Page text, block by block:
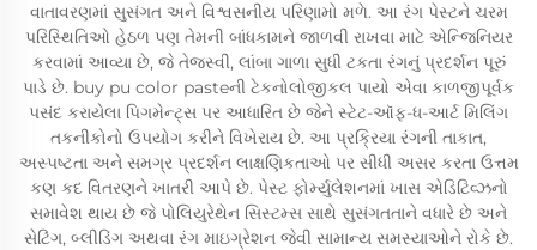
વાતાવરણમાં સુસંગત અને વિશ્વસનીય પરિણામો મળે. આ રંગ પેસ્ટને ચરમ
પરિસ્થિતિઓ હેઠળ પણ તેમની બાંધકામને જાળવી રાખવા માટે એન્જિનિયર
કરવામાં આવ્યા છે, જે તેજસ્વી, લાંબા ગાળા સુધી ટકતા રંગનું પ્રદર્શન પૂરું
પાડે છે. buy pu color pasteની ટેકનોલોજીકલ પાયો એવા કાળજીપૂર્વક
પસંદ કરાયેલા પિગમેન્ટ્સ પર આધારિત છે જેને સ્ટેટ-ઑફ-ધ-આર્ટ મિલિંગ
તકનીકોનો ઉપયોગ કરીને વિખેરાય છે. આ પ્રક્રિયા રંગની તાકાત,
અસ્પષ્ટતા અને સમગ્ર પ્રદર્શન લાક્ષણિકતાઓ પર સીધી અસર કરતા ઉત્તમ
કણ કદ વિતરણને ખાતરી આપે છે. પેસ્ટ ફોર્મ્યુલેશનમાં ખાસ એડિટિવ્ઝનો
સમાવેશ થાય છે જે પોલિયુરેથેન સિસ્ટમ્સ સાથે સુસંગતતાને વધારે છે અને
સેટિંગ, બ્લીડિંગ અથવા રંગ માઇગ્રેશન જેવી સામાન્ય સમસ્યાઓને રોકે છે.